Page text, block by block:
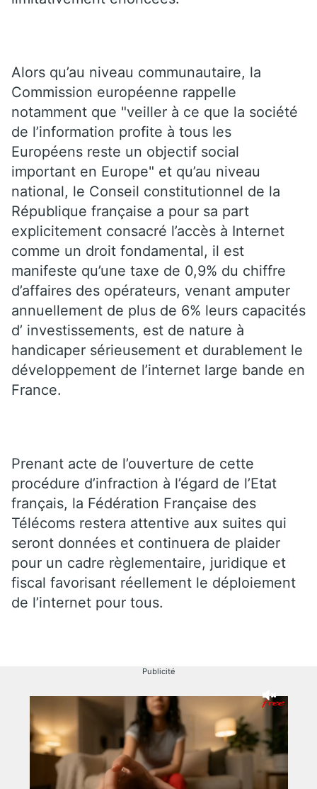
Alors qu’au niveau communautaire, la
Commission européenne rappelle
notamment que "veiller à ce que la société
de l’information profite à tous les
Européens reste un objectif social
important en Europe" et qu’au niveau
national, le Conseil constitutionnel de la
République française a pour sa part
explicitement consacré l’accès à Internet
comme un droit fondamental, il est
manifeste qu’une taxe de 0,9% du chiffre
d’affaires des opérateurs, venant amputer
annuellement de plus de 6% leurs capacités
d’ investissements, est de nature à
handicaper sérieusement et durablement le
développement de l’internet large bande en
France.
Prenant acte de l’ouverture de cette
procédure d’infraction à l’égard de l’Etat
français, la Fédération Française des
Télécoms restera attentive aux suites qui
seront données et continuera de plaider
pour un cadre règlementaire, juridique et
fiscal favorisant réellement le déploiement
de l’internet pour tous.
Publicité